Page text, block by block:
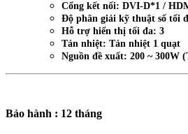
Cổng kết nối: DVI-D*1 /
Độ phân giải kỹ thuật số tối
Hỗ trợ hiển thị tối đa: 3
Tản nhiệt: Tản nhiệt 1 quạt
Nguồn đề xuất: 200 ~ 300W
Bảo hành : 12 tháng